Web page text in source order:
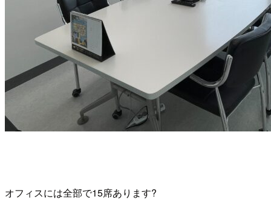
オフィスには全部で15席あります?